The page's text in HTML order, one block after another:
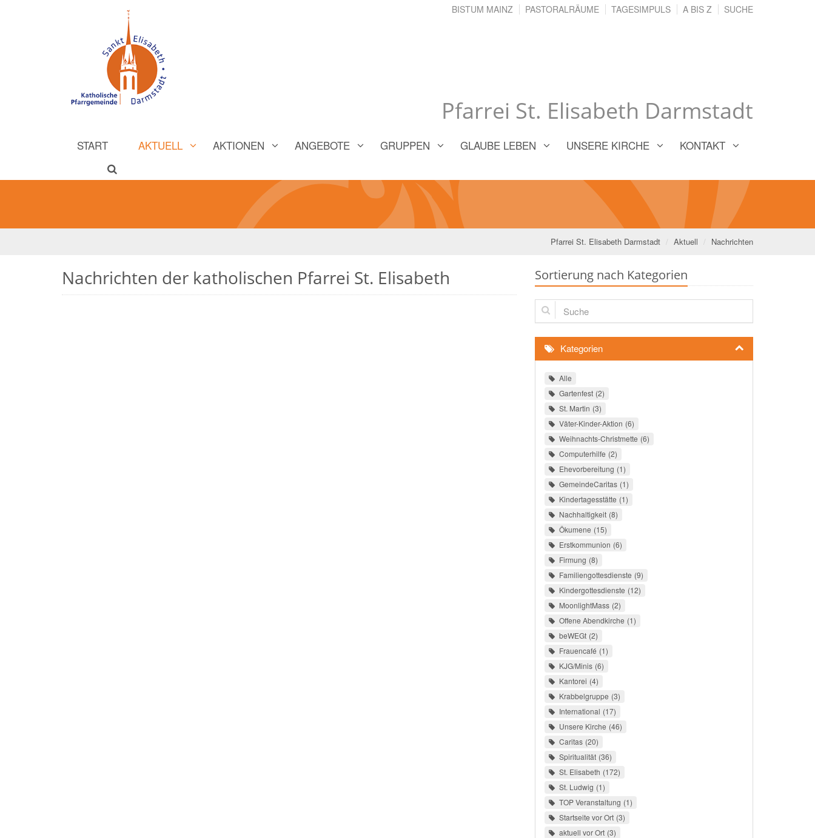
Pfarrei St. Elisabeth Darmstadt
BISTUM MAINZ PASTORALRÄUME TAGESIMPULS A BIS Z SUCHE
START AKTUELL AKTIONEN ANGEBOTE GRUPPEN GLAUBE LEBEN UNSERE KIRCHE KONTAKT
Pfarrei St. Elisabeth Darmstadt Aktuell Nachrichten
Nachrichten der katholischen Pfarrei St. Elisabeth Sortierung nach Kategorien
Suche
Kategorien
Alle
Gartenfest 2
St. Martin 3
Väter-Kinder-Aktion 6
Weihnachts-Christmette 6
Computerhilfe 2
Ehevorbereitung 1
GemeindeCaritas 1
Kindertagesstätte 1
Nachhaltigkeit 8
Ökumene 15
Erstkommunion 6
Firmung 8
Familiengottesdienste 9
Kindergottesdienste 12
MoonlightMass 2
Offene Abendkirche 1
beWEGt 2
Frauencafé 1
KJG/Minis 6
Kantorei 4
Krabbelgruppe 3
International 17
Unsere Kirche 46
Caritas 20
Spiritualität 36
St. Elisabeth 172
St. Ludwig 1
TOP Veranstaltung 1
Startseite vor Ort 3
aktuell vor Ort 3